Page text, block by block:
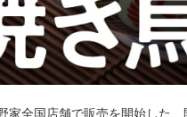
全国店舗で販売を開始した